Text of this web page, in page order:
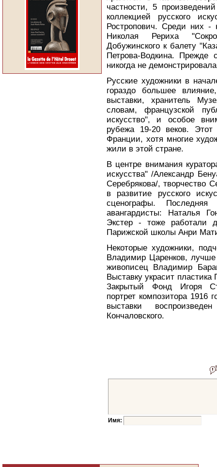
частности, 5
коллекцией русского
Ростропович. Среди них -
Николая Рериха
Добужинского к балету
Петрова-Водкина. Прежде
никогда не
Русские художники в
гораздо большее
выставки, хранитель
словам, французской
искусство", и особое
рубежа 19-20 веков.
Франции, хотя многие
жили в этой стране.
В центре внимания
искусства" /Александр
Серебрякова/, творчество
в развитие русского
сценографы.
авангардисты: Наталья
Экстер - тоже работали
Парижской школы Анри
Некоторые художники,
Владимир Царенков,
живописец Владимир
Выставку украсит
Закрытый Фонд Игоря
портрет композитора
выставки
Кончаловского.
Имя: